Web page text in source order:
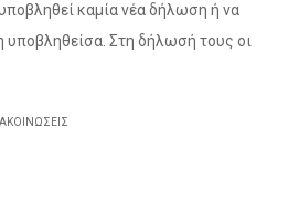
καμία νέα δήλωση ή να
υποβληθείσα. Στη δήλωσή τους οι